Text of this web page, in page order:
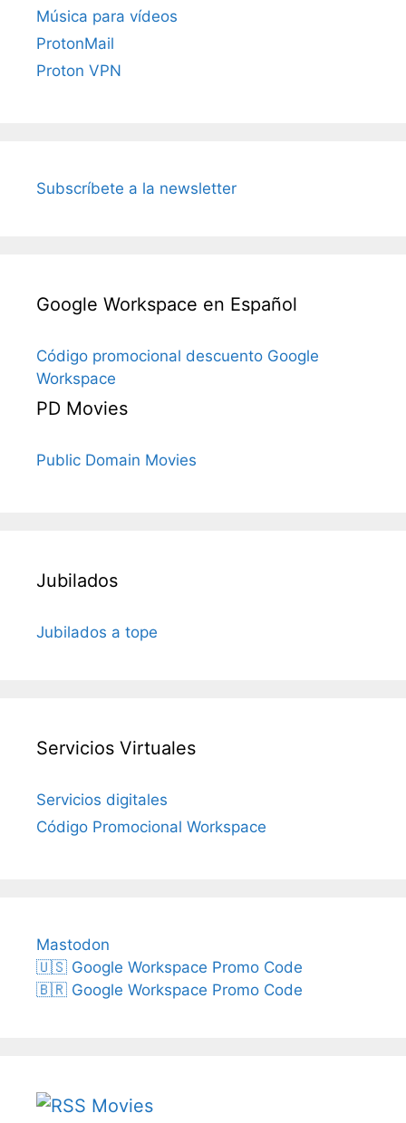
Música para vídeos
ProtonMail
Proton VPN
Subscríbete a la newsletter
Google Workspace en Español
Código promocional descuento Google
Workspace
PD Movies
Public Domain Movies
Jubilados
Jubilados a tope
Servicios Virtuales
Servicios digitales
Código Promocional Workspace
Mastodon
🇺🇸 Google Workspace Promo Code
🇧🇷 Google Workspace Promo Code
Movies